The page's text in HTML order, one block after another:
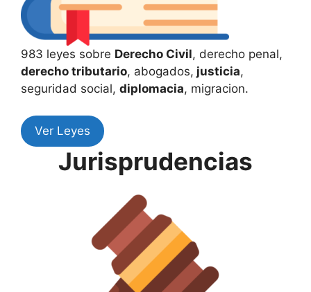
983 leyes sobre Derecho Civil, derecho penal,
derecho tributario, abogados, justicia,
seguridad social, diplomacia, migracion.
Ver Leyes
Jurisprudencias